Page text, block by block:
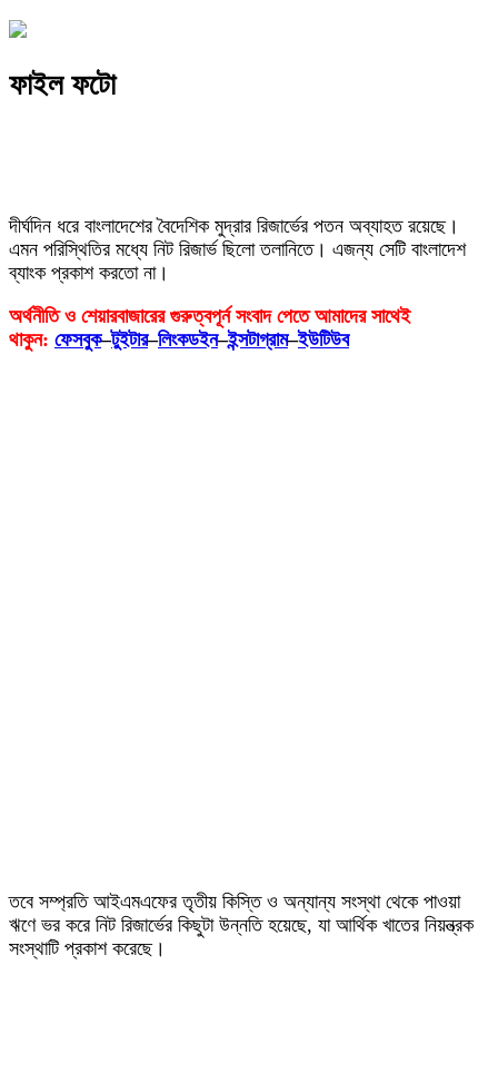
ফাইল ফটো
দীর্ঘদিন ধরে বাংলাদেশের বৈদেশিক মুদ্রার রিজার্ভের পতন অব্যাহত রয়েছে।
এমন পরিস্থিতির মধ্যে নিট রিজার্ভ ছিলো তলানিতে। এজন্য সেটি বাংলাদেশ
ব্যাংক প্রকাশ করতো না।
অর্থনীতি ও শেয়ারবাজারের গুরুত্বপূর্ন সংবাদ পেতে আমাদের সাথেই
থাকুন: ফেসবুক–টুইটার–লিংকডইন–ইন্সটাগ্রাম–ইউটিউব
তবে সম্প্রতি আইএমএফের তৃতীয় কিস্তি ও অন্যান্য সংস্থা থেকে পাওয়া
ঋণে ভর করে নিট রিজার্ভের কিছুটা উন্নতি হয়েছে, যা আর্থিক খাতের নিয়ন্ত্রক
সংস্থাটি প্রকাশ করেছে।